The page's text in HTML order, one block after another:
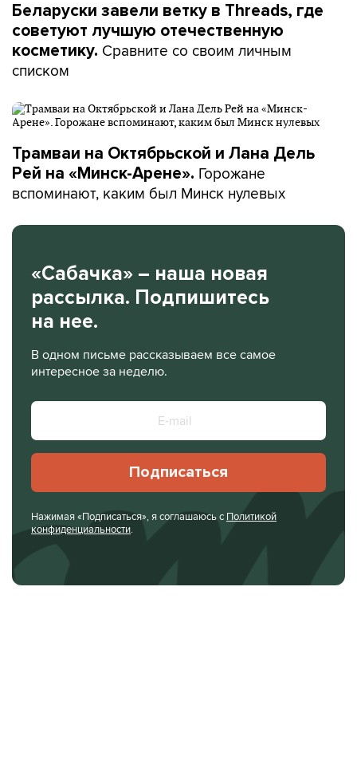
Беларуски завели ветку в Threads, где
советуют лучшую отечественную
косметику. Сравните со своим личным
списком
Трамваи на Октябрьской и Лана Дель
Рей на «Минск-Арене». Горожане
вспоминают, каким был Минск нулевых
«Сабачка» – наша новая
рассылка. Подпишитесь
на нее.
В одном письме рассказываем все самое
интересное за неделю.
Подписаться
Нажимая «Подписаться», я соглашаюсь с Политикой
конфиденциальности.